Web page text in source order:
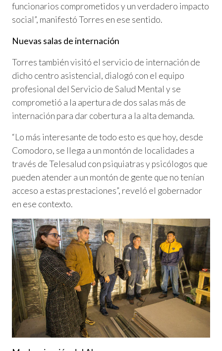
funcionarios comprometidos y un verdadero impacto
social”, manifestó Torres en ese sentido.
Nuevas salas de internación
Torres también visitó el servicio de internación de
dicho centro asistencial, dialogó con el equipo
profesional del Servicio de Salud Mental y se
comprometió a la apertura de dos salas más de
internación para dar cobertura a la alta demanda.
“Lo más interesante de todo esto es que hoy, desde
Comodoro, se llega a un montón de localidades a
través de Telesalud con psiquiatras y psicólogos que
pueden atender a un montón de gente que no tenían
acceso a estas prestaciones”, reveló el gobernador
en ese contexto.